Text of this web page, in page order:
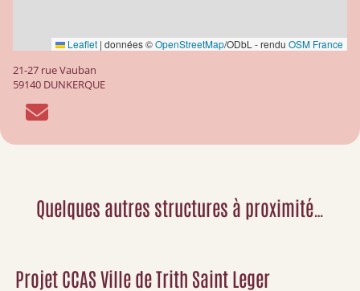
Leaflet | données ©OpenStreetMap/ODbL - rendu OSM France
21-27 rue Vauban
59140 DUNKERQUE
Quelques autres structures à proximité…
Projet CCAS Ville de Trith Saint Leger